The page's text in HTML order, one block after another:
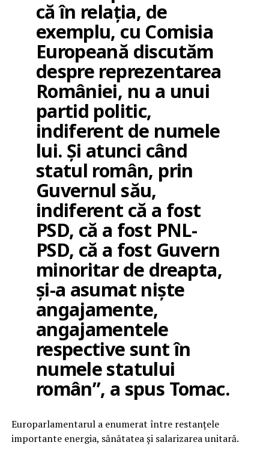
că în relația, de
exemplu, cu Comisia
Europeană discutăm
despre reprezentarea
României, nu a unui
partid politic,
indiferent de numele
lui. Și atunci când
statul român, prin
Guvernul său,
indiferent că a fost
PSD, că a fost PNL-
PSD, că a fost Guvern
minoritar de dreapta,
și-a asumat niște
angajamente,
angajamentele
respective sunt în
numele statului
român”, a spus Tomac.
Europarlamentarul a enumerat între restanțele
importante energia, sănătatea și salarizarea unitară.